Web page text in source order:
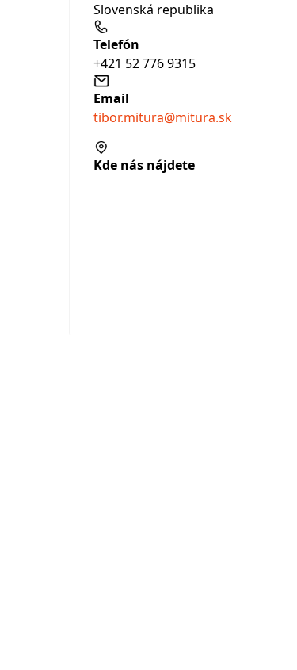
Slovenská republika
Telefón
+421 52 776 9315
Email
tibor.mitura@mitura.sk
Kde nás nájdete